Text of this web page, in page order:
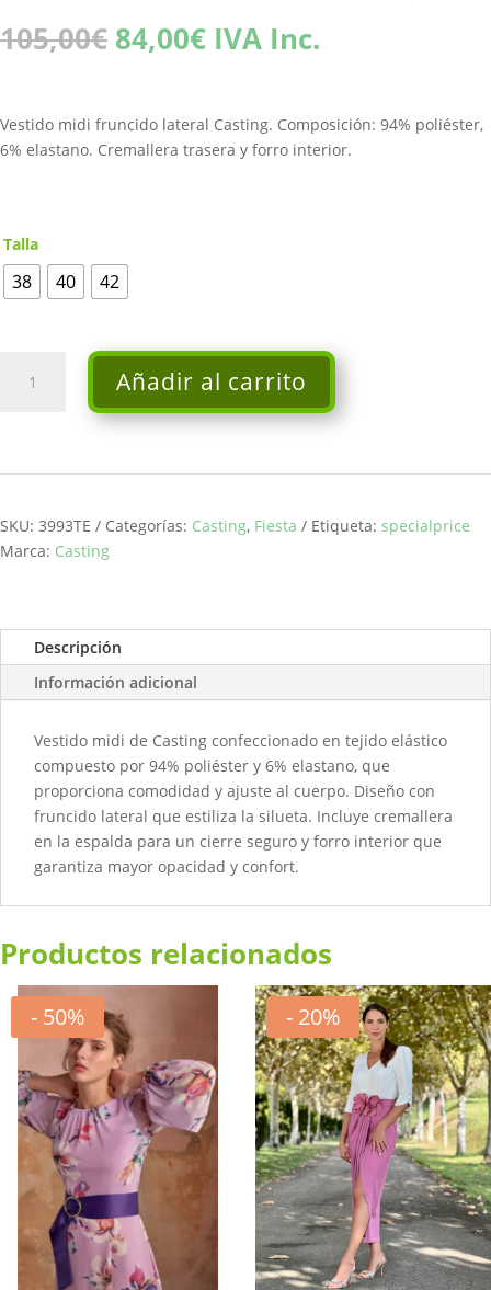
105,00€ El
precio
era:
105,00€.
84,00€El
precio
es:
84,00€.
IVA Inc.
Vestido midi fruncido lateral Casting. Composición: 94% poliéster,
6% elastano. Cremallera trasera y forro interior.
Talla
38 40 42
Añadir al carrito
SKU: 3993TE Categorías: Casting, Fiesta Etiqueta: specialprice
Marca: Casting
Descripción
Información adicional
Vestido midi de Casting confeccionado en tejido elástico
compuesto por 94% poliéster y 6% elastano, que
proporciona comodidad y ajuste al cuerpo. Diseño con
fruncido lateral que estiliza la silueta. Incluye cremallera
en la espalda para un cierre seguro y forro interior que
garantiza mayor opacidad y confort.
Productos relacionados
- 50% - 20%